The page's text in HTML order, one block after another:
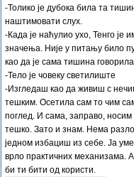
-Толико је дубока била та
наштимовати слух.
-Када је наћулио ухо, Тенго је
значења. Није у питању било
као да је сама тишина
-Тело је човеку светилиште
-Изгледаш као да живиш с
тешким. Осетила сам то чим
поглед. И сама, заправо,
тешко. Зато и знам. Нема
једном избациш из себе. Ја
врло практичних механизама.
би ти бити од користи.